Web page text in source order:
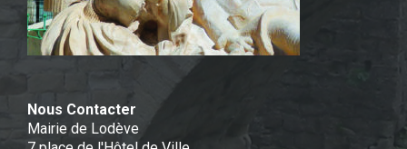
Nous Contacter
Mairie de Lodève